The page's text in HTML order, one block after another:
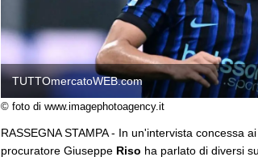
TUTTOmercatoWEB.com
© foto di www.imagephotoagency.it
RASSEGNA STAMPA - In un'intervista concessa
procuratore Giuseppe Riso ha parlato di diversi